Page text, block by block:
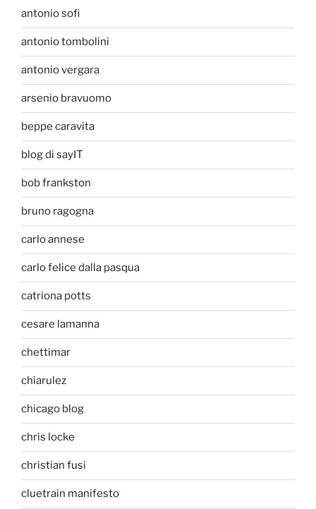
antonio sofi
antonio tombolini
antonio vergara
arsenio bravuomo
beppe caravita
blog di sayIT
bob frankston
bruno ragogna
carlo annese
carlo felice dalla pasqua
catriona potts
cesare lamanna
chettimar
chiarulez
chicago blog
chris locke
christian fusi
cluetrain manifesto